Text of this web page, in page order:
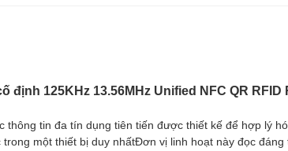
định 125KHz 13.56MHz Unified NFC QR
thông tin đa tín dụng tiên tiến được thiết kế để hợp lý
trong một thiết bị duy nhấtĐơn vị linh hoạt này đọc